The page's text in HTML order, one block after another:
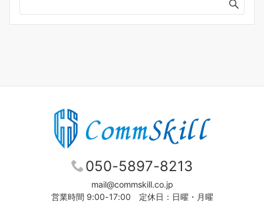
050-5897-8213
mail@commskill.co.jp
営業時間 9:00-17:00 定休日：日曜・月曜